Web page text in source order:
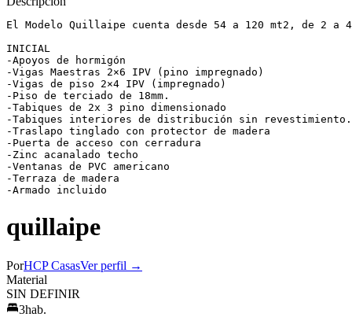
El Modelo Quillaipe cuenta desde 54 a 120 mt2, de 2 a
INICIAL
-Apoyos de hormigón
-Vigas Maestras 2×6 IPV (pino impregnado)
-Vigas de piso 2×4 IPV (impregnado)
-Piso de terciado de 18mm.
-Tabiques de 2x 3 pino dimensionado
-Tabiques interiores de distribución sin revestimiento.
-Traslapo tinglado con protector de madera
-Puerta de acceso con cerradura
-Zinc acanalado techo
-Ventanas de PVC americano
-Terraza de madera
-Armado incluido
quillaipe
PorHCP CasasVer perfil →
Material
SIN DEFINIR
3hab.